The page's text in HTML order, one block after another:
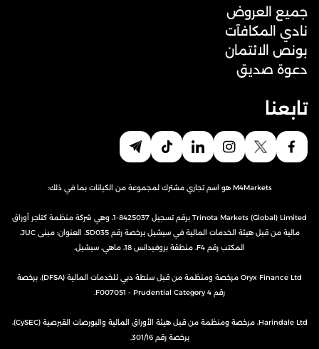
جميع العروض
نادي المكافآت
بونص الائتمان
دعوة صديق
تابعنا
M4Markets هو اسم تجاري مشترك لمجموعة من الكيانات بما في ذلك:
Trinota Markets (Global) Limited برقم تسجيل 8425037-1، وهي شركة منظمة كتاجر أوراق
مالية من قبل هيئة الخدمات المالية في سيشيل برخصة رقم SD035. العنوان: مبنى JUC،
المكتب رقم F4، منطقة بروفيدانس 18، ماهي، سيشيل.
Oryx Finance Ltd مرخصة ومنظمة من قبل سلطة دبي للخدمات المالية (DFSA)، برخصة
رقم F007051 - Prudential Category 4.
Harindale Ltd، مرخصة ومنظمة من قبل هيئة الأوراق المالية والبورصات القبرصية (CySEC)،
برخصة رقم 301/16.